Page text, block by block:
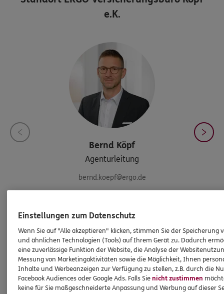
e.K.
Bernd Köpf
Agenturleitung
bernd.koepf@ergo.de
Kontakt aufnehmen
HINWEIS
Wichtiges aus dem Vermittlerrecht
Einstellungen zum Datenschutz
Wenn Sie auf "Alle akzeptieren" klicken, stimmen Sie der Speicherung
und ähnlichen Technologien (Tools) auf Ihrem Gerät zu. Dadurch
eine zuverlässige Funktion der Website, die Analyse der
Messung von Marketingaktivitäten sowie die Möglichkeit, Ihnen
Inhalte und Werbeanzeigen zur Verfügung zu stellen, z.B. durch die
Facebook Audiences oder Google Ads. Falls Sienicht zustimmen
keine für Sie maßgeschneiderte Anpassung und Werbung auf dieser